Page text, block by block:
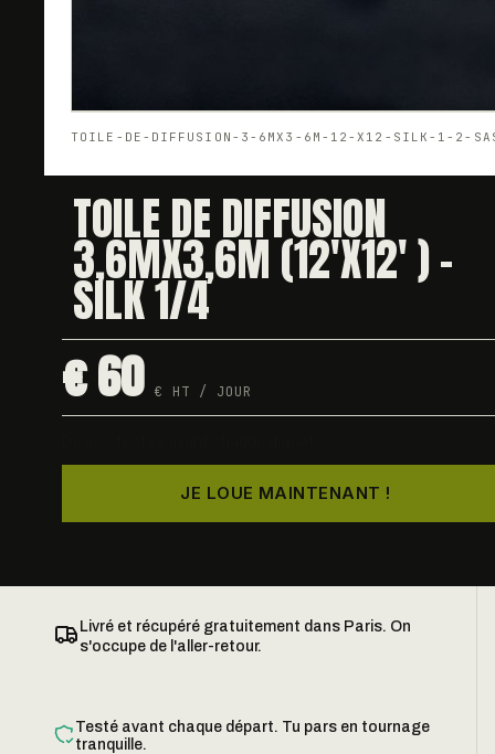
TOILE-DE-DIFFUSION-3-6MX3-6M-12-X12-SILK-1-2-
TOILE DE DIFFUSION
3,6MX3,6M (12'X12' ) -
SILK 1/4
€ 60 € HT / JOUR
JE LOUE MAINTENANT !
Livré et récupéré gratuitement dans Paris. On
s'occupe de l'aller-retour.
Testé avant chaque départ. Tu pars en tournage
tranquille.